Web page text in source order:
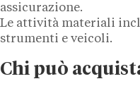
assicurazione.
Le attività materiali
strumenti e veicoli.
Chi può